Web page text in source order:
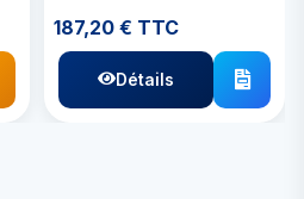
187,20 € TTC
Détails